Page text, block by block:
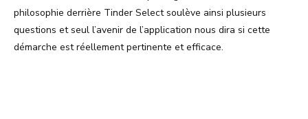
philosophie derrière Tinder Select soulève ainsi plusieurs
questions et seul l’avenir de l’application nous dira si cette
démarche est réellement pertinente et efficace.